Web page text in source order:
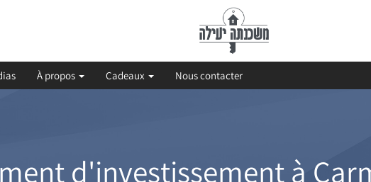
À propos Cadeaux Nous contacter
d'investissement à